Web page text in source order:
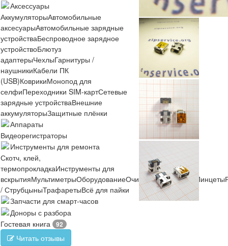
Аксессуары
АккумуляторыАвтомобильные
аксесуарыАвтомобильные зарядные
устройстваБеспроводное зарядное
устройствоБлютуз
адаптерыЧехлыГарнитуры /
наушникиКабели ПК
(USB)КоврикиМонопод для
селфиПереходники SIM-картСетевые
зарядные устройстваВнешние
аккумуляторыЗащитные плёнки
Аппараты
Видеорегистраторы
Инструменты для ремонта
Скотч, клей,
термопрокладкаИнструменты для
вскрытияМультиметрыОборудованиеОчистителиОтвертки Пинцеты
/ СтрубцыныТрафаретыВсё для пайки
Запчасти для смарт-часов
Доноры с разбора
Гостевая книга
92
Читать отзывы